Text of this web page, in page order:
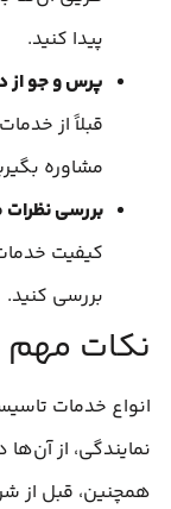
پیدا کنید.
پرس و جو از
قبلاً از
مشاوره
بررسی
کیفیت
بررسی کنید.
نکات مهم
انواع خدمات
نمایندگی، از آن‌ها
همچنین، قبل از